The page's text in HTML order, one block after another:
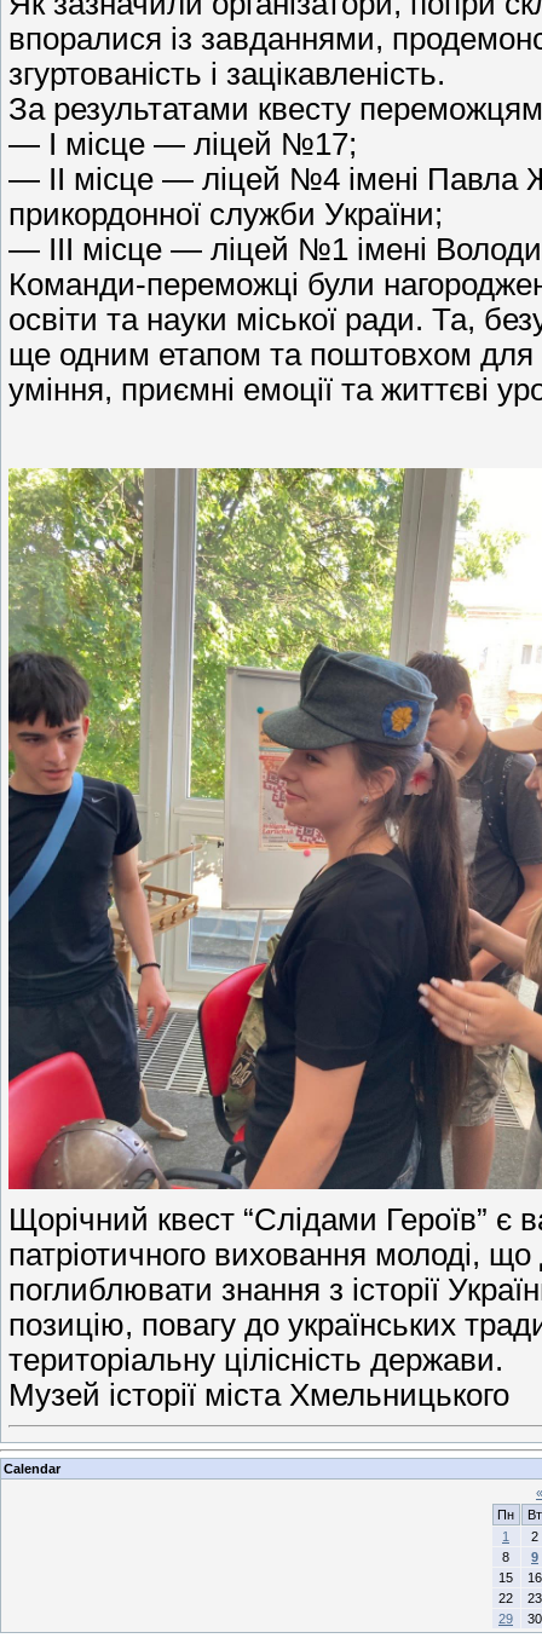
впоралися із завданнями,
згуртованість і зацікавленість.
За результатами квесту
— І місце — ліцей №17;
— ІІ місце — ліцей №4 імені Павла
прикордонної служби України;
— ІІІ місце — ліцей №1 імені
Команди-переможці були
освіти та науки міської ради. Та,
ще одним етапом та поштовхом для
уміння, приємні емоції та життєві
Щорічний квест “Слідами Героїв”
патріотичного виховання молоді,
поглиблювати знання з історії
позицію, повагу до українських
територіальну цілісність держави.
Музей історії міста Хмельницького
Calendar
«
Пн
Вт
1
2
8
9
15
16
22
23
29
30